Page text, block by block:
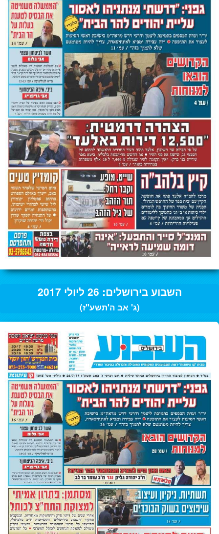
השבוע בירושלים: 26 ליולי 2017
(ג' אב ה'תשע"ז)